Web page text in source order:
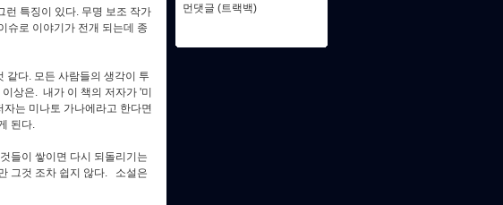
특징이 있다. 무명 보조 작가
슈로 이야기가 전개 되는데 종
같다. 모든 사람들의 생각이 투
상은. 내가 이 책의 저자가 '미
는 미나토 가나에라고 한다면
된다.
들이 쌓이면 다시 되돌리기는
그것 조차 쉽지 않다. 소설은
먼댓글 (트랙백)